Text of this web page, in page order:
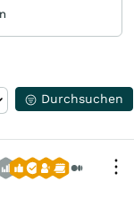
Durchsuchen